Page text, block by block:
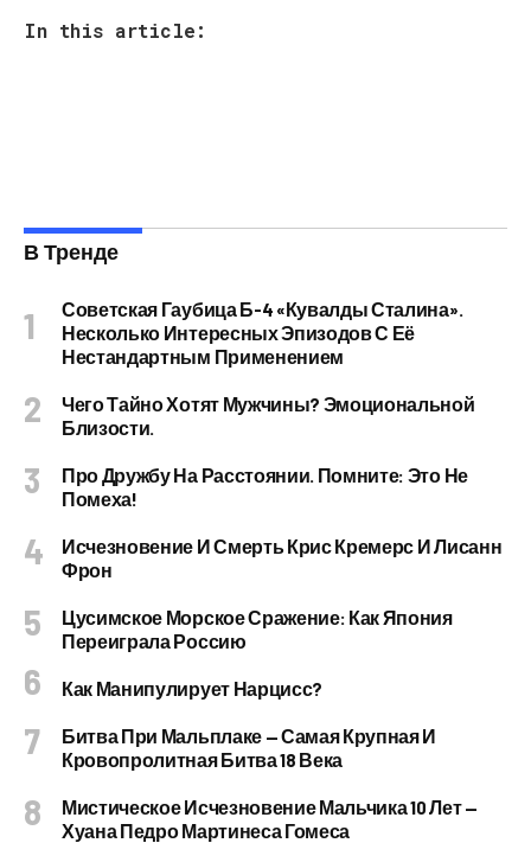
In this article:
В Тренде
Советская Гаубица Б-4 «Кувалды Сталина».
Несколько Интересных Эпизодов С Её
Нестандартным Применением
Чего Тайно Хотят Мужчины? Эмоциональной
Близости.
Про Дружбу На Расстоянии. Помните: Это Не
Помеха!
Исчезновение И Смерть Крис Кремерс И Лисанн
Фрон
Цусимское Морское Сражение: Как Япония
Переиграла Россию
Как Манипулирует Нарцисс?
Битва При Мальплаке — Самая Крупная И
Кровопролитная Битва 18 Века
Мистическое Исчезновение Мальчика 10 Лет —
Хуана Педро Мартинеса Гомеса